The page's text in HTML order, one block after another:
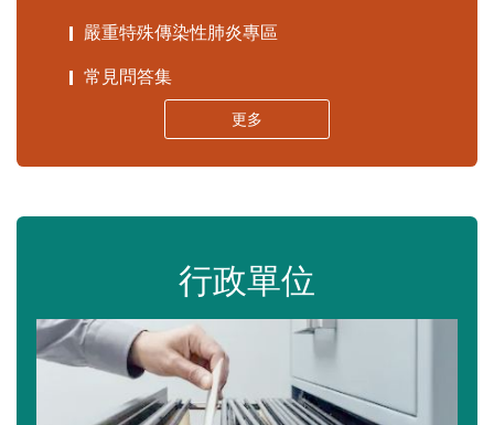
嚴重特殊傳染性肺炎專區
常見問答集
更多
行政單位